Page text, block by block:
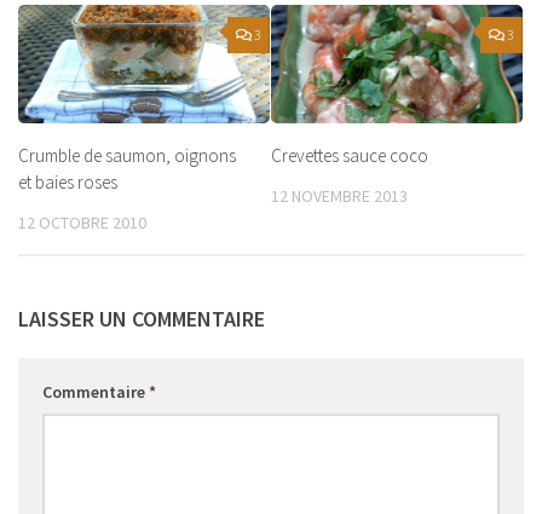
3
Crumble de saumon, oignons
et baies roses
12 OCTOBRE 2010
3
Crevettes sauce coco
12 NOVEMBRE 2013
LAISSER UN COMMENTAIRE
Commentaire*